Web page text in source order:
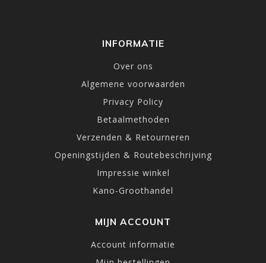
INFORMATIE
Over ons
Algemene voorwaarden
Privacy Policy
Betaalmethoden
Verzenden & Retourneren
Openingstijden & Routebeschrijving
Impressie winkel
Kano-Groothandel
MIJN ACCOUNT
Account informatie